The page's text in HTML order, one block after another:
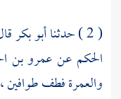
( 2 ) حدثنا
أبو بكر
الحكم عنعمرو بن
والعمرة فطف